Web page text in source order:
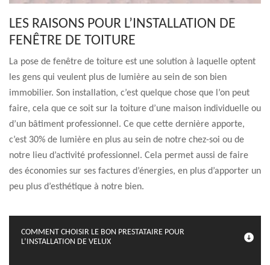
LES RAISONS POUR L’INSTALLATION DE
FENÊTRE DE TOITURE
La pose de fenêtre de toiture est une solution à laquelle optent
les gens qui veulent plus de lumière au sein de son bien
immobilier. Son installation, c’est quelque chose que l’on peut
faire, cela que ce soit sur la toiture d’une maison individuelle ou
d’un bâtiment professionnel. Ce que cette dernière apporte,
c’est 30% de lumière en plus au sein de notre chez-soi ou de
notre lieu d’activité professionnel. Cela permet aussi de faire
des économies sur ses factures d’énergies, en plus d’apporter un
peu plus d’esthétique à notre bien.
COMMENT CHOISIR LE BON PRESTATAIRE POUR
L’INSTALLATION DE VELUX